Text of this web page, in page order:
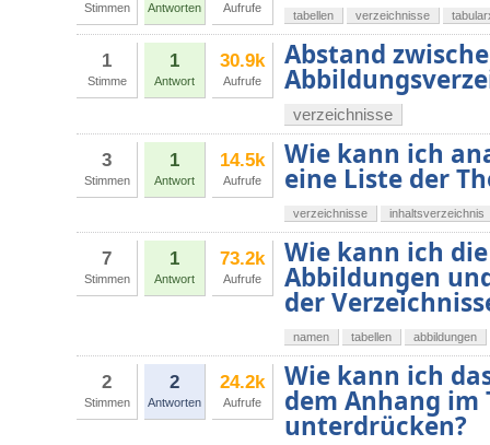
Stimmen Antworten Aufrufe
tabellen verzeichnisse
1
Stimme
1
Antwort
30.9k
Aufrufe
Abstand
verzeichnisse
3
Stimmen
1
Antwort
14.5k
Aufrufe
Wie kann ich
eine Liste der
verzeichnisse inhaltsverzeichnis
7
Stimmen
1
Antwort
73.2k
Aufrufe
Wie kann ich
Abbildungen
der
namen tabellen abbildungen
2
Stimmen
2
Antworten
24.2k
Aufrufe
Wie kann ich
dem Anhang im
unterdrücken?